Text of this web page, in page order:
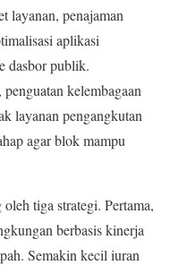
layanan, penajaman
aplikasi
dasbor publik.
kelembagaan
layanan pengangkutan
agar blok mampu
tiga strategi. Pertama,
berbasis kinerja
Semakin kecil iuran